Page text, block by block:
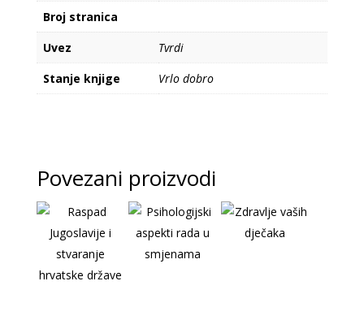
Broj stranica
Uvez
Tvrdi
Stanje knjige
Vrlo dobro
Povezani proizvodi